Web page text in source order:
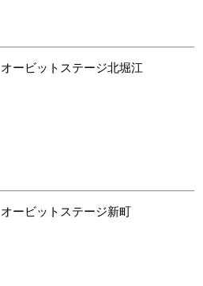
オービットステージ北堀江
オービットステージ新町